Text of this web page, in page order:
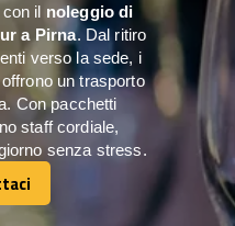
il noleggio di
a Pirna. Dal ritiro
verso la sede, i
un trasporto
Con pacchetti
staff cordiale,
senza stress.